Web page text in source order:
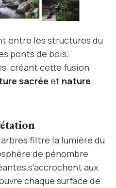
entre les structures du
ponts de bois,
créant cette fusion
sacrée et nature
filtre la lumière du
de pénombre
s'accrochent aux
chaque surface de